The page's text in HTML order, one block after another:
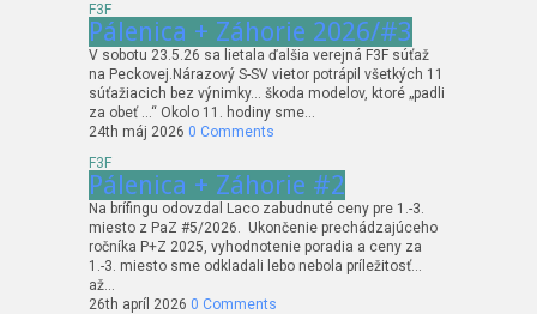
F3F
Pálenica + Záhorie 2026/#3
V sobotu 23.5.26 sa lietala ďalšia verejná F3F súťaž
na Peckovej.Nárazový S-SV vietor potrápil všetkých 11
súťažiacich bez výnimky… škoda modelov, ktoré „padli
za obeť …“ Okolo 11. hodiny sme…
24th máj 2026 0 Comments
F3F
Pálenica + Záhorie #2
Na brífingu odovzdal Laco zabudnuté ceny pre 1.-3.
miesto z PaZ #5/2026. Ukončenie prechádzajúceho
ročníka P+Z 2025, vyhodnotenie poradia a ceny za
1.-3. miesto sme odkladali lebo nebola príležitosť…
až…
26th apríl 2026 0 Comments